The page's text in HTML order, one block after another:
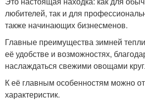
любителей, так и для
также начинающих бизнесменов.
Главные преимущества зимней
её удобстве и возможностях,
наслаждаться свежими овощами
К её главным особенностям можно
характеристик.